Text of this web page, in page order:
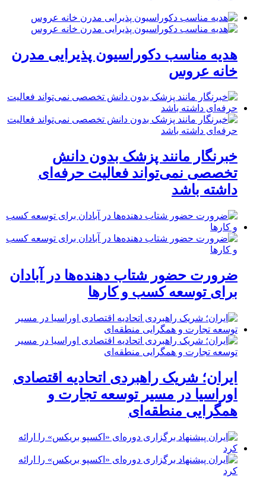
هدیه مناسب دکوراسیون پذیرایی مدرن
خانه عروس
خبرنگار مانند پزشک بدون دانش
تخصصی نمی‌تواند فعالیت حرفه‌ای
داشته باشد
ضرورت حضور شتاب ‌دهنده‌ها در آبادان
برای توسعه کسب‌ و کارها
ایران؛ شریک راهبردی اتحادیه اقتصادی
اوراسیا در مسیر توسعه تجارت و
همگرایی منطقه‌ای